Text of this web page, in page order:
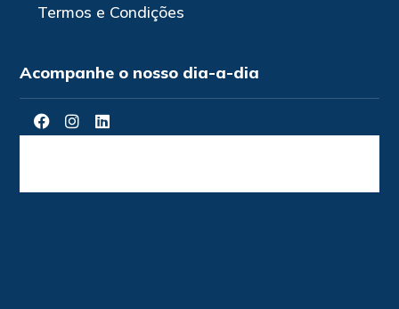
Termos e Condições
Acompanhe o nosso dia-a-dia